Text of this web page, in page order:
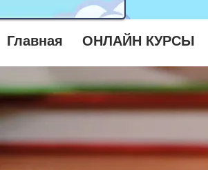
Главная ОНЛАЙН КУРСЫ